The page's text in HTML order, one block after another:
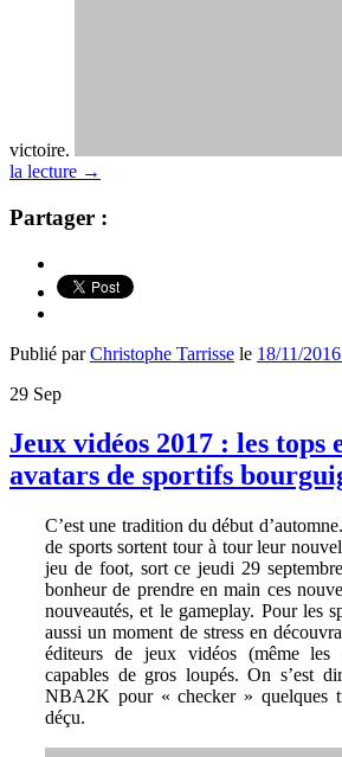
victoire.
la lecture →
Partager :
Publié parChristophe Tarrisse le 18/11/
29 Sep
Jeux vidéos 2017 : les tops
avatars de sportifs
C’est une tradition du début
de sports sortent tour à tour leur
jeu de foot, sort ce jeudi 29
bonheur de prendre en main ces
nouveautés, et le gameplay. Pour les
aussi un moment de stress en
éditeurs de jeux vidéos (même les
capables de gros loupés. On s’est
NBA2K pour « checker » quelques
déçu.